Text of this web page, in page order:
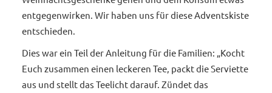
entgegenwirken. Wir haben uns für diese Adventskiste
entschieden.
Dies war ein Teil der Anleitung für die Familien: „Kocht
Euch zusammen einen leckeren Tee, packt die Serviette
aus und stellt das Teelicht darauf. Zündet das